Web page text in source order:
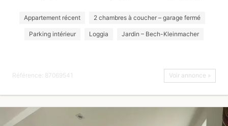
Appartement récent 2 chambres à coucher – garage fermé
Parking intérieur Loggia Jardin – Bech-Kleinmacher
Référence: 87069541 Voir annonce »